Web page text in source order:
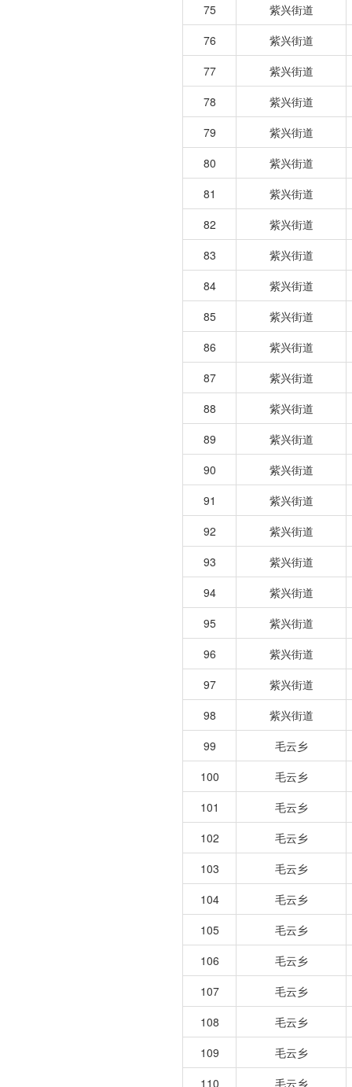
75
紫兴街道
76
紫兴街道
77
紫兴街道
78
紫兴街道
79
紫兴街道
80
紫兴街道
81
紫兴街道
82
紫兴街道
83
紫兴街道
84
紫兴街道
85
紫兴街道
86
紫兴街道
87
紫兴街道
88
紫兴街道
89
紫兴街道
90
紫兴街道
91
紫兴街道
92
紫兴街道
93
紫兴街道
94
紫兴街道
95
紫兴街道
96
紫兴街道
97
紫兴街道
98
紫兴街道
99
毛云乡
100
毛云乡
101
毛云乡
102
毛云乡
103
毛云乡
104
毛云乡
105
毛云乡
106
毛云乡
107
毛云乡
108
毛云乡
109
毛云乡
110
毛云乡